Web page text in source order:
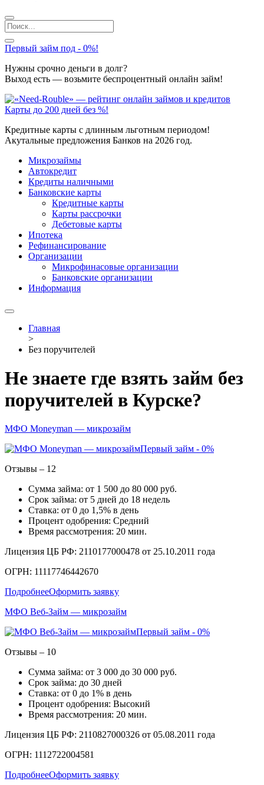
Первый займ под - 0%!
Нужны срочно деньги в долг?
Выход есть — возьмите беспроцентный онлайн займ!
Карты до 200 дней без %!
Кредитные карты с длинным льготным периодом!
Акутальные предложения Банков на 2026 год.
Микрозаймы
Автокредит
Кредиты наличными
Банковские карты
Кредитные карты
Карты рассрочки
Дебетовые карты
Ипотека
Рефинансирование
Организации
Микрофинасовые организации
Банковские организации
Информация
Главная
>
Без поручителей
Не знаете где взять займ без
поручителей в Курске?
МФО Moneyman — микрозайм
Первый займ - 0%
Отзывы – 12
Сумма займа: от 1 500 до 80 000 руб.
Срок займа: от 5 дней до 18 недель
Ставка: от 0 до 1,5% в день
Процент одобрения: Средний
Время рассмотрения: 20 мин.
Лицензия ЦБ РФ: 2110177000478 от 25.10.2011 года
ОГРН: 11117746442670
ПодробнееОформить заявку
МФО Веб-Займ — микрозайм
Первый займ - 0%
Отзывы – 10
Сумма займа: от 3 000 до 30 000 руб.
Срок займа: до 30 дней
Ставка: от 0 до 1% в день
Процент одобрения: Высокий
Время рассмотрения: 20 мин.
Лицензия ЦБ РФ: 2110827000326 от 05.08.2011 года
ОГРН: 1112722004581
ПодробнееОформить заявку